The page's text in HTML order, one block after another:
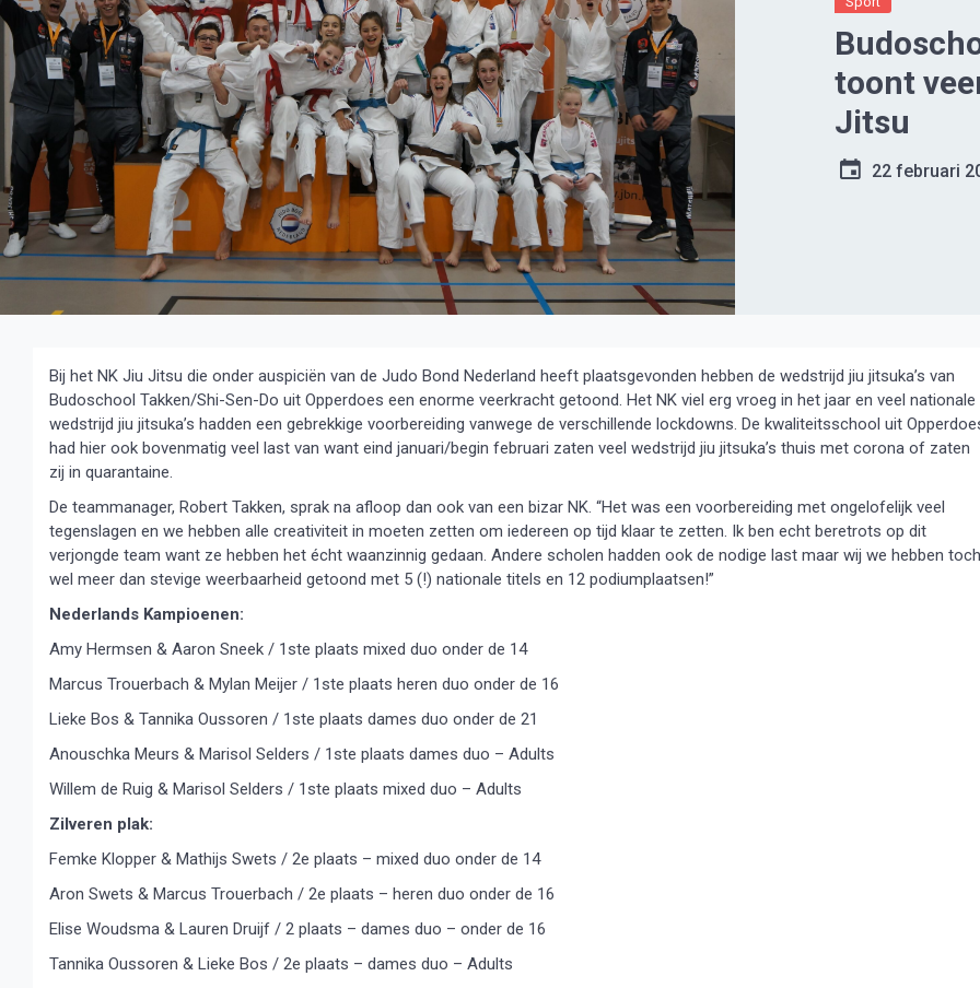
toont
Jitsu
22 februari
Bij het NK Jiu Jitsu die onder auspiciën van de Judo Bond Nederland heeft plaatsgevonden hebben de wedstrijd jiu jitsuka’s van
Budoschool Takken/Shi-Sen-Do uit Opperdoes een enorme veerkracht getoond. Het NK viel erg vroeg in het jaar en veel nationale
wedstrijd jiu jitsuka’s hadden een gebrekkige voorbereiding vanwege de verschillende lockdowns. De kwaliteitsschool uit
had hier ook bovenmatig veel last van want eind januari/begin februari zaten veel wedstrijd jiu jitsuka’s thuis met corona of zaten
zij in quarantaine.
De teammanager, Robert Takken, sprak na afloop dan ook van een bizar NK. “Het was een voorbereiding met ongelofelijk veel
tegenslagen en we hebben alle creativiteit in moeten zetten om iedereen op tijd klaar te zetten. Ik ben echt beretrots op dit
verjongde team want ze hebben het écht waanzinnig gedaan. Andere scholen hadden ook de nodige last maar wij we hebben toch
wel meer dan stevige weerbaarheid getoond met 5 (!) nationale titels en 12 podiumplaatsen!”
Nederlands Kampioenen:
Amy Hermsen & Aaron Sneek / 1ste plaats mixed duo onder de 14
Marcus Trouerbach & Mylan Meijer / 1ste plaats heren duo onder de 16
Lieke Bos & Tannika Oussoren / 1ste plaats dames duo onder de 21
Anouschka Meurs & Marisol Selders / 1ste plaats dames duo – Adults
Willem de Ruig & Marisol Selders / 1ste plaats mixed duo – Adults
Zilveren plak:
Femke Klopper & Mathijs Swets / 2e plaats – mixed duo onder de 14
Aron Swets & Marcus Trouerbach / 2e plaats – heren duo onder de 16
Elise Woudsma & Lauren Druijf / 2 plaats – dames duo – onder de 16
Tannika Oussoren & Lieke Bos / 2e plaats – dames duo – Adults